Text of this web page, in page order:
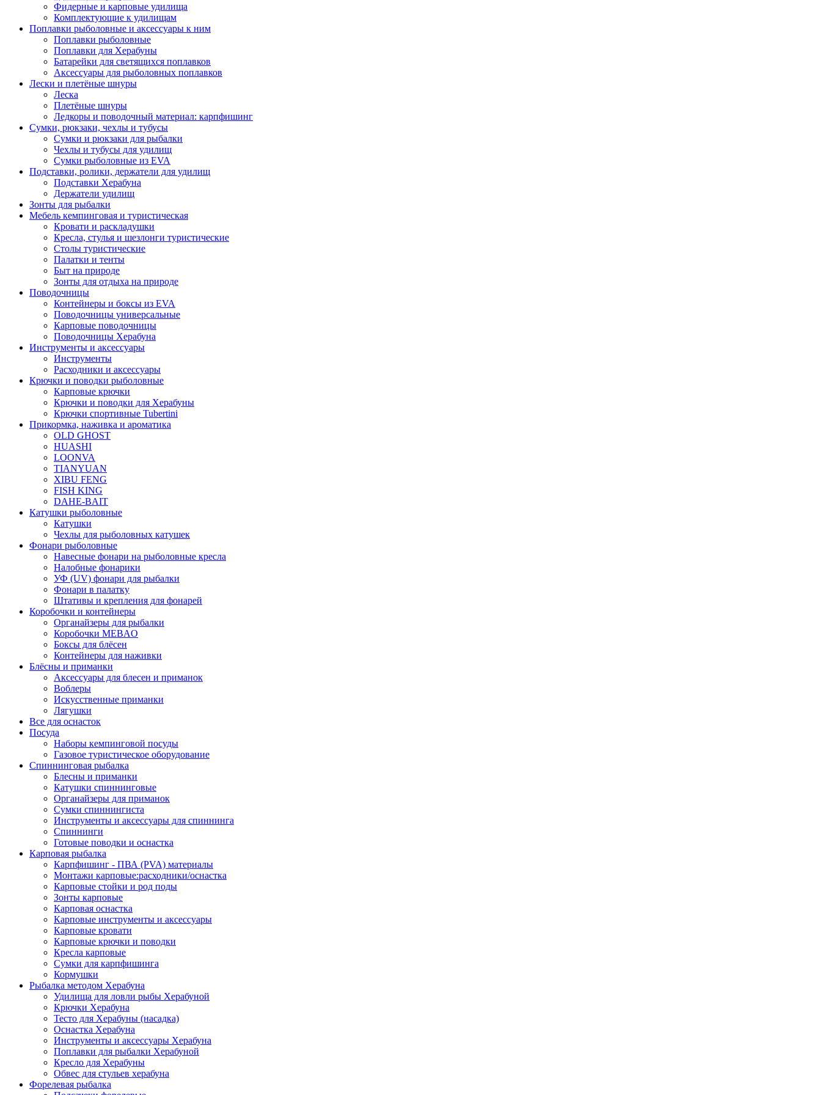
Фидерные и карповые удилища
Комплектующие к удилищам
Поплавки рыболовные и аксессуары к ним
Поплавки рыболовные
Поплавки для Херабуны
Батарейки для светящихся поплавков
Аксессуары для рыболовных поплавков
Лески и плетёные шнуры
Леска
Плетёные шнуры
Ледкоры и поводочный материал: карпфишинг
Сумки, рюкзаки, чехлы и тубусы
Сумки и рюкзаки для рыбалки
Чехлы и тубусы для удилищ
Сумки рыболовные из EVA
Подставки, ролики, держатели для удилищ
Подставки Херабуна
Держатели удилищ
Зонты для рыбалки
Мебель кемпинговая и туристическая
Кровати и раскладушки
Кресла, стулья и шезлонги туристические
Столы туристические
Палатки и тенты
Быт на природе
Зонты для отдыха на природе
Поводочницы
Контейнеры и боксы из EVA
Поводочницы универсальные
Карповые поводочницы
Поводочницы Херабуна
Инструменты и аксессуары
Инструменты
Расходники и аксессуары
Крючки и поводки рыболовные
Карповые крючки
Крючки и поводки для Херабуны
Крючки спортивные Tubertini
Прикормка, наживка и ароматика
OLD GHOST
HUASHI
LOONVA
TIANYUAN
XIBU FENG
FISH KING
DAHE-BAIT
Катушки рыболовные
Катушки
Чехлы для рыболовных катушек
Фонари рыболовные
Навесные фонари на рыболовные кресла
Налобные фонарики
УФ (UV) фонари для рыбалки
Фонари в палатку
Штативы и крепления для фонарей
Коробочки и контейнеры
Органайзеры для рыбалки
Коробочки MEBAO
Боксы для блёсен
Контейнеры для наживки
Блёсны и приманки
Аксессуары для блесен и приманок
Воблеры
Искусственные приманки
Лягушки
Все для оснасток
Посуда
Наборы кемпинговой посуды
Газовое туристическое оборудование
Спиннинговая рыбалка
Блесны и приманки
Катушки спиннинговые
Органайзеры для приманок
Сумки спиннингиста
Инструменты и аксессуары для спиннинга
Спиннинги
Готовые поводки и оснастка
Карповая рыбалка
Карпфишинг - ПВА (PVA) материалы
Монтажи карповые:расходники/оснастка
Карповые стойки и род поды
Зонты карповые
Карповая оснастка
Карповые инструменты и аксессуары
Карповые кровати
Карповые крючки и поводки
Кресла карповые
Сумки для карпфишинга
Кормушки
Рыбалка методом Херабуна
Удилища для ловли рыбы Херабуной
Крючки Херабуна
Тесто для Херабуны (насадка)
Оснастка Херабуна
Инструменты и аксессуары Херабуна
Поплавки для рыбалки Херабуной
Кресло для Херабуны
Обвес для стульев херабуна
Форелевая рыбалка